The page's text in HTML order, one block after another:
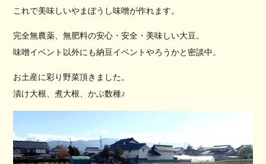
これで美味しいやまぼうし味噌が作れます。
完全無農薬、無肥料の安心・安全・美味しい大豆。
味噌イベント以外にも納豆イベントやろうかと密談中。
お土産に彩り野菜頂きました。
漬け大根、煮大根、かぶ数種♪